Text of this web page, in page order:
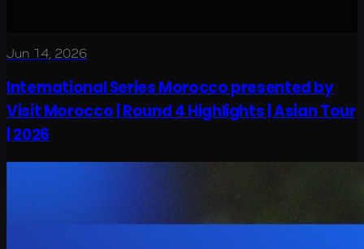
Jun 14, 2026
International Series Morocco presented by
Visit Morocco | Round 4 Highlights | Asian Tour
| 2026